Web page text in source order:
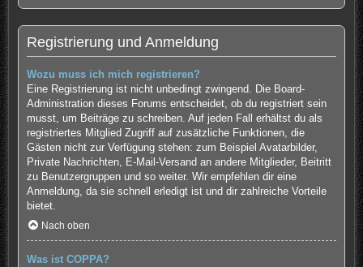
Registrierung und Anmeldung
Wozu muss ich mich registrieren?
Eine Registrierung ist nicht unbedingt zwingend. Die Board-
Administration dieses Forums entscheidet, ob du registriert sein
musst, um Beiträge zu schreiben. Auf jeden Fall erhältst du als
registriertes Mitglied Zugriff auf zusätzliche Funktionen, die
Gästen nicht zur Verfügung stehen: zum Beispiel Avatarbilder,
Private Nachrichten, E-Mail-Versand an andere Mitglieder, Beitritt
zu Benutzergruppen und so weiter. Wir empfehlen dir eine
Anmeldung, da sie schnell erledigt ist und dir zahlreiche Vorteile
bietet.
Nach oben
Was ist COPPA?